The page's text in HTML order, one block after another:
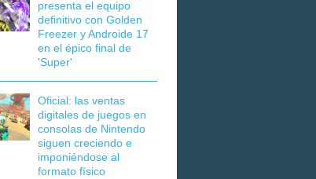
presenta el equipo
definitivo con Golden
Freezer y Androide 17
en el épico final de
'Super'
Oficial: las ventas
digitales de juegos en
consolas de Nintendo
siguen creciendo e
imponiéndose al
formato físico